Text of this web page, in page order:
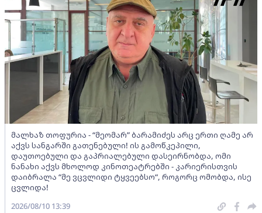
მალხაზ თოფურია - “მეომარ” ბარამიძეს არც ერთი ღამე არ
აქვს სანგარში გათენებული! ის გამოწკეპილი,
დაუთოებული და გაპრიალებული დასეირნობდა, ომი
ნანახი აქვს მხოლოდ კინოთეატრებში - კარიერისთვის
დაიბრალა “მე ვცვლიდი ტყვეებსო“, როგორც ომობდა, ისე
ცვლიდა!
2026/08/10 13:39